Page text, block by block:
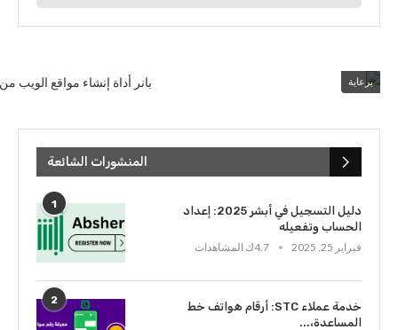
برعاية
المنشورات الشائعة
1
دليل التسجيل في أبشر 2025: إعداد
الحساب وتفعيله
فبراير 25, 2025
4.7ك المشاهدات
2
خدمة عملاء STC: أرقام هواتف خط
المساعدة،...